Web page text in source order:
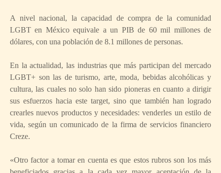
A nivel nacional, la capacidad de compra de la comunidad
LGBT en México equivale a un PIB de 60 mil millones de
dólares, con una población de 8.1 millones de personas.
En la actualidad, las industrias que más participan del mercado
LGBT+ son las de turismo, arte, moda, bebidas alcohólicas y
cultura, las cuales no solo han sido pioneras en cuanto a dirigir
sus esfuerzos hacia este target, sino que también han logrado
crearles nuevos productos y necesidades: venderles un estilo de
vida, según un comunicado de la firma de servicios financiero
Creze.
«Otro factor a tomar en cuenta es que estos rubros son los más